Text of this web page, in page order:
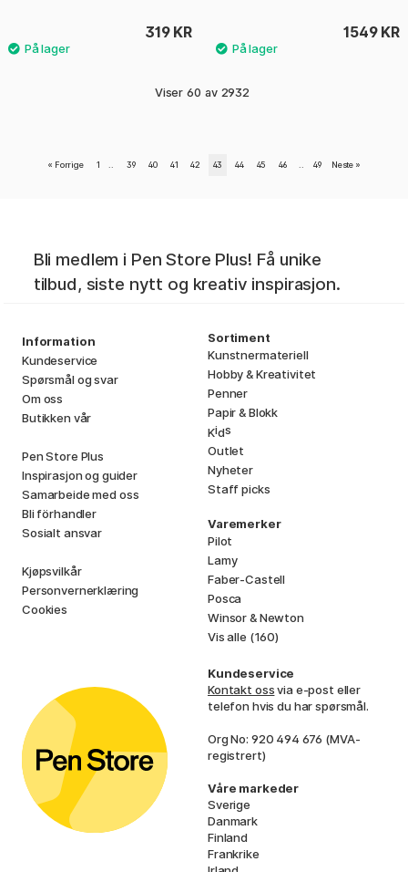
319 KR 1549 KR
Viser 60 av 2932
« Forrige 1 39 40 41 42 43 44 45 46 49 Neste »
Bli medlem i Pen Store Plus! Få unike
tilbud, siste nytt og kreativ inspirasjon.
Information
Kundeservice
Spørsmål og svar
Om oss
Butikken vår
Pen Store Plus
Inspirasjon og guider
Samarbeide med oss
Bli förhandler
Sosialt ansvar
Kjøpsvilkår
Personvernerklæring
Cookies
Sortiment
Kunstnermateriell
Hobby & Kreativitet
Penner
Papir & Blokk
Kids
Outlet
Nyheter
Staff picks
Varemerker
Pilot
Lamy
Faber-Castell
Posca
Winsor & Newton
Vis alle (160)
Kundeservice
Kontakt ossvia e-post eller
telefon hvis du har spørsmål.
Org No: 920 494 676 (MVA-
registrert)
Våre markeder
Sverige
Danmark
Finland
Frankrike